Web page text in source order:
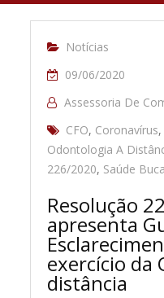
Notícias
09/06/2020
Assessoria De
CFO, Coronavírus,
Odontologia A
226/2020, Saúde
Resolução
apresenta
exercício da
distância